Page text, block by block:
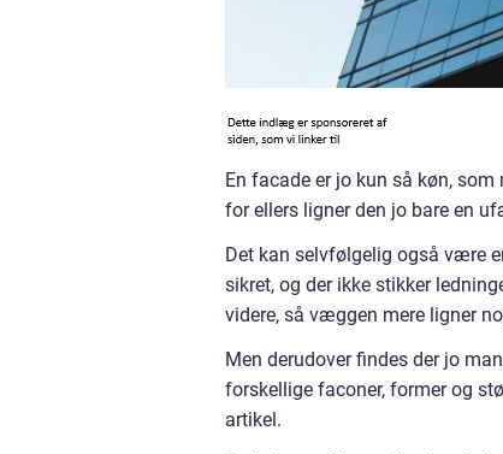
En facade er jo kun så køn,
for ellers ligner den jo bare en
Det kan selvfølgelig også være
sikret, og der ikke stikker
videre, så væggen mere ligner
Men derudover findes der jo
forskellige faconer, former og
artikel.